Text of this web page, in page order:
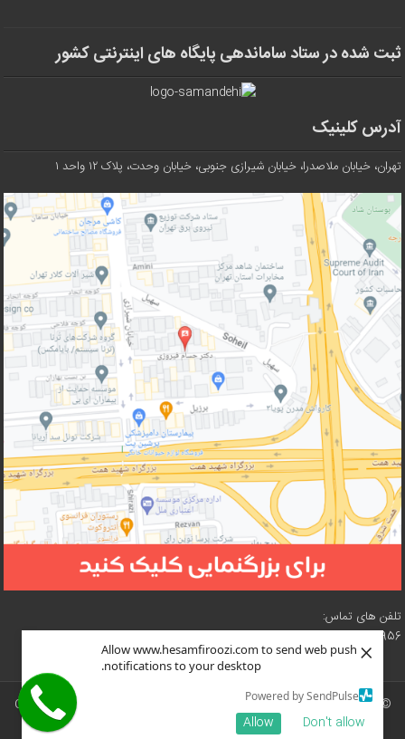
Allow www.hesamfiroozi.com to send web push
notifications to your desktop.
Powered by SendPulse
Don't allow
Allow
×
ثبت شده در ستاد ساماندهی پایگاه های اینترنتی کشور
آدرس کلینیک
تهران، خیابان ملاصدرا، خیابان شیرازی جنوبی، خیابان وحدت، پلاک ۱۲ واحد ۱
تلفن های تماس:
02188210956 – 02188619057 – 02188618073 – 02188619216
© سایت دکتر محمد حسن (حسام) فیروزی تحت مجوز (
CC
BY-NC-SA 4.0